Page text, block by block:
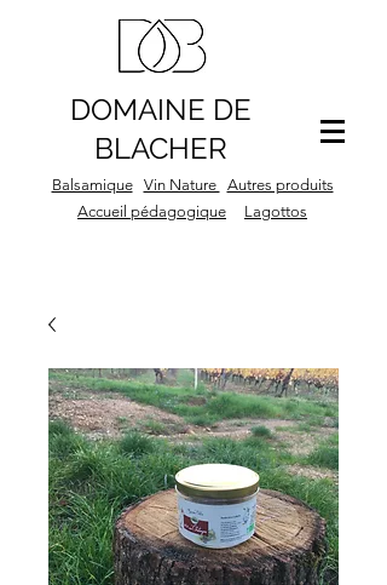
DOMAINE DE
BLACHER
Balsamique Vin Nature Autres produits
Accueil pédagogique
Lagottos